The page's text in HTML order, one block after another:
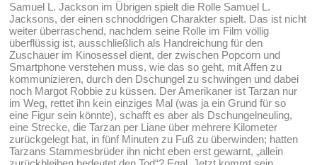
Samuel L. Jackson im Übrigen spielt die Rolle Samuel L.
Jacksons, der einen schnoddrigen Charakter spielt. Das ist nicht
weiter überraschend, nachdem seine Rolle im Film völlig
überflüssig ist, ausschließlich als Handreichung für den
Zuschauer im Kinosessel dient, der zwischen Popcorn und
Smartphone verstehen muss, wie das so geht, mit Affen zu
kommunizieren, durch den Dschungel zu schwingen und dabei
noch Margot Robbie zu küssen. Der Amerikaner ist Tarzan nur
im Weg, rettet ihn kein einziges Mal (was ja ein Grund für so
eine Figur sein könnte), schafft es aber als Dschungelneuling,
eine Strecke, die Tarzan per Liane über mehrere Kilometer
zurückgelegt hat, in fünf Minuten zu Fuß zu überwinden; hatten
Tarzans Stammesbrüder ihn nicht eben erst gewarnt, „allein